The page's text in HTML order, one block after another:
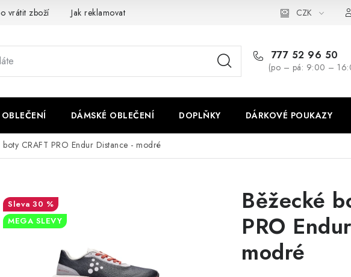
vrátit zboží Jak reklamovat Velikostní tabulky
CZK
777 52 96 50
(po – pá: 9:00 –
DÁMSKÉ OBLEČENÍ DOPLŇKY DÁRKOVÉ POUKAZY
boty CRAFT PRO Endur Distance - modré
Běžecké
PRO
modré
30 %
MEGA SLEVY